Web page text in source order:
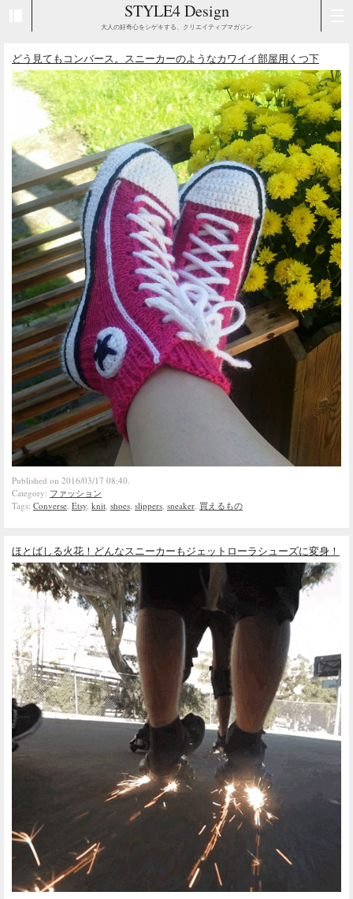
STYLE4 Design
大人の好奇心をシゲキする、クリエイティブマガジン
どう見てもコンバース。スニーカーのようなカワイイ部屋用くつ下
Published on 2016/03/17 08:40.
Category: ファッション
Tags: Converse, Etsy, knit, shoes, slippers, sneaker, 買えるもの
ほとばしる火花！どんなスニーカーもジェットローラシューズに変身！